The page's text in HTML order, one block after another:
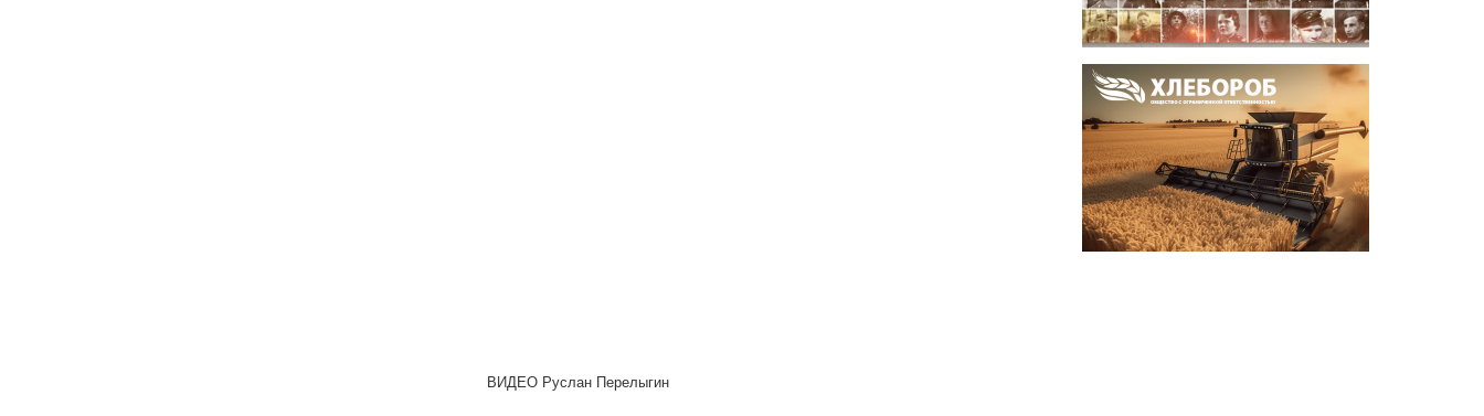
ВИДЕО Руслан Перелыгин